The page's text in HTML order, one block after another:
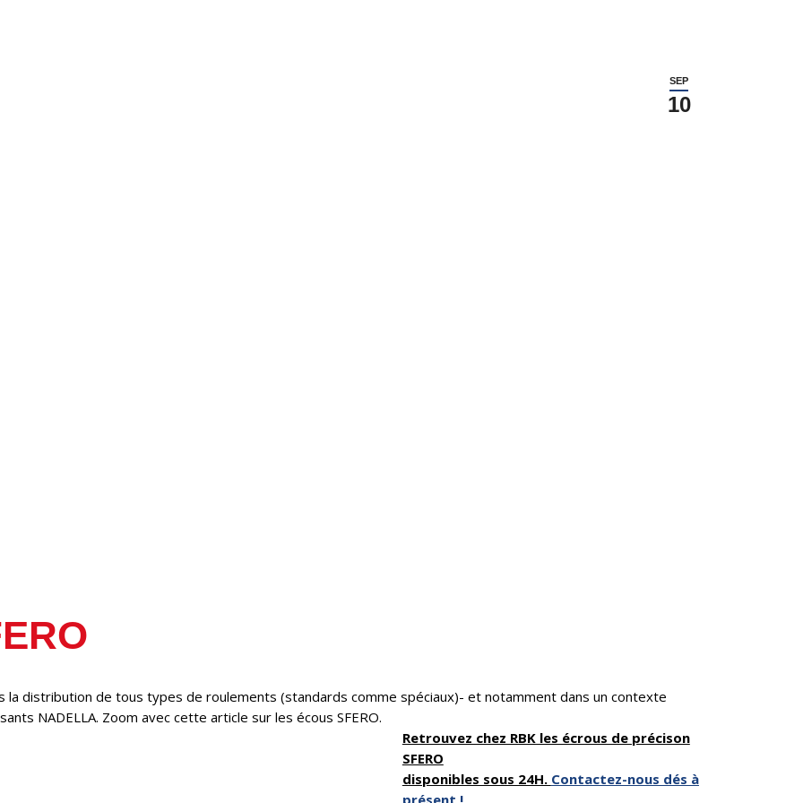
SEP
10
la distribution de tous types de roulements (standards comme spéciaux)- et notamment dans un contexte
NADELLA. Zoom avec cette article sur les écous SFERO.
Retrouvez chez RBK les écrous de précison
SFERO
disponibles sous 24H. Contactez-nous dés à
présent !